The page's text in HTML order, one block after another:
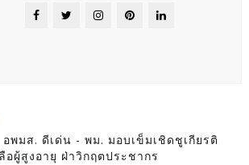
พมส. ดีเด่น - พม. มอบเข็มเชิดชูเกียรติ
ผู้สูงอายุ ฝ่าวิกฤตประชากร